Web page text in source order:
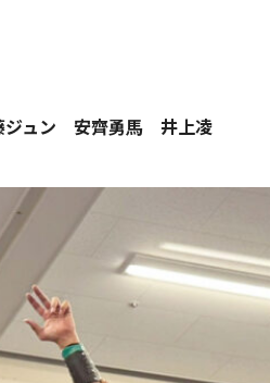
ュン 安齊勇馬 井上凌